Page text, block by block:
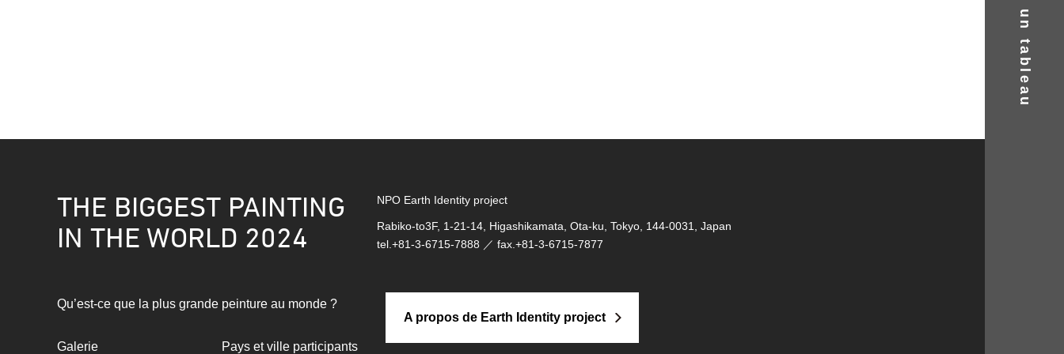
THE BIGGEST PAINTING
IN THE WORLD 2024
NPO Earth Identity project
Rabiko-to3F, 1-21-14, Higashikamata, Ota-ku, Tokyo, 144-0031, Japan
tel. +81-3-6715-7888 ／ fax.+81-3-6715-7877
Qu’est-ce que la plus grande peinture au monde ?
Galerie Pays et ville participants
A propos de Earth Identity project